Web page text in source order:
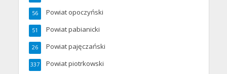
Powiat opoczyński
56
Powiat pabianicki
51
Powiat pajęczański
26
Powiat piotrkowski
337